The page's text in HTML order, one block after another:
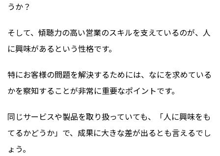
うか？
そして、傾聴力の高い営業のスキルを支えているのが、人
に興味があるという性格です。
特にお客様の問題を解決するためには、なにを求めている
かを察知することが非常に重要なポイントです。
同じサービスや製品を取り扱っていても、「人に興味をも
てるかどうか」で、成果に大きな差が出るとも言えるでし
ょう。